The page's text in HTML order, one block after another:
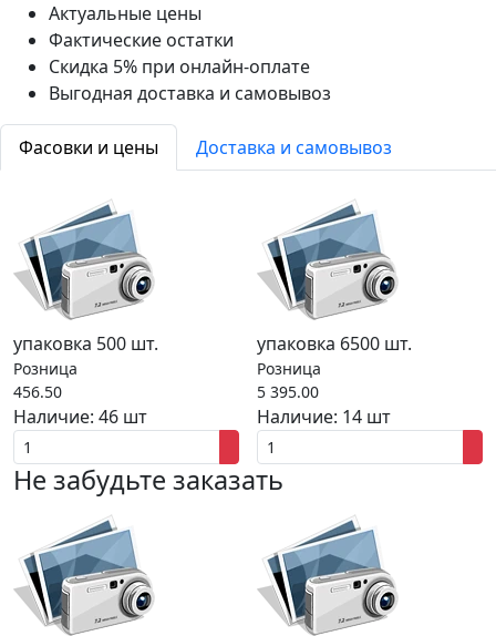
Актуальные цены
Фактические остатки
Скидка 5% при онлайн-оплате
Выгодная доставка и самовывоз
Фасовки и цены Доставка и самовывоз
упаковка 500 шт.
Розница
456.50
Наличие: 46 шт
упаковка 6500 шт.
Розница
5 395.00
Наличие: 14 шт
Не забудьте заказать